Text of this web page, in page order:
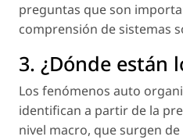
preguntas que son
comprensión de sistemas
3. ¿Dónde están
Los fenómenos auto
identifican a partir de la
nivel macro, que surgen